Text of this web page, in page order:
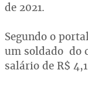
de 2021.
Segundo o
um soldado do
salário de R$